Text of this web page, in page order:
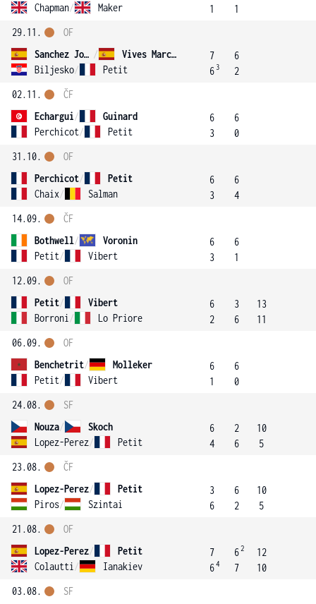
Chapman/ Maker
1
1
29.11.
Sanchez Jover /
Vives Marcos
Biljesko/ Petit
OF
7
6 3
6
2
02.11.
Echargui/
Guinard
Perchicot/ Petit
ČF
6
3
6
0
31.10.
Perchicot/
Petit
Chaix/ Salman
OF
6
3
6
4
14.09.
Bothwell/
Voronin
Petit/ Vibert
ČF
6
3
6
1
12.09.
Petit/
Vibert
Borroni / Lo Priore
OF
6
2
3
6
13
11
06.09.
Benchetrit/
Molleker
Petit/ Vibert
OF
6
1
6
0
24.08.
Nouza/
Skoch
Lopez-Perez/ Petit
SF
6
4
2
6
10
5
23.08.
Lopez-Perez/
Petit
Piros/ Szintai
ČF
3
6
6
2
10
5
21.08.
Lopez-Perez/
Petit
Colautti / Ianakiev
OF
7
64
62
7
12
10
03.08.
SF